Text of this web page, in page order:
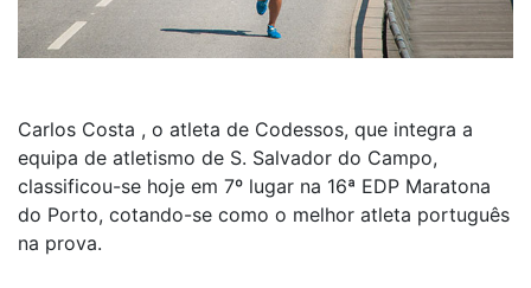
Carlos Costa , o atleta de Codessos, que integra a
equipa de atletismo de S. Salvador do Campo,
classificou-se hoje em 7º lugar na 16ª EDP Maratona
do Porto, cotando-se como o melhor atleta português
na prova.